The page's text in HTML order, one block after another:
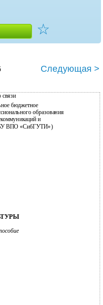
☆
Следующая >
связи
бюджетное
образования
и
ВПО «СибГУТИ»)